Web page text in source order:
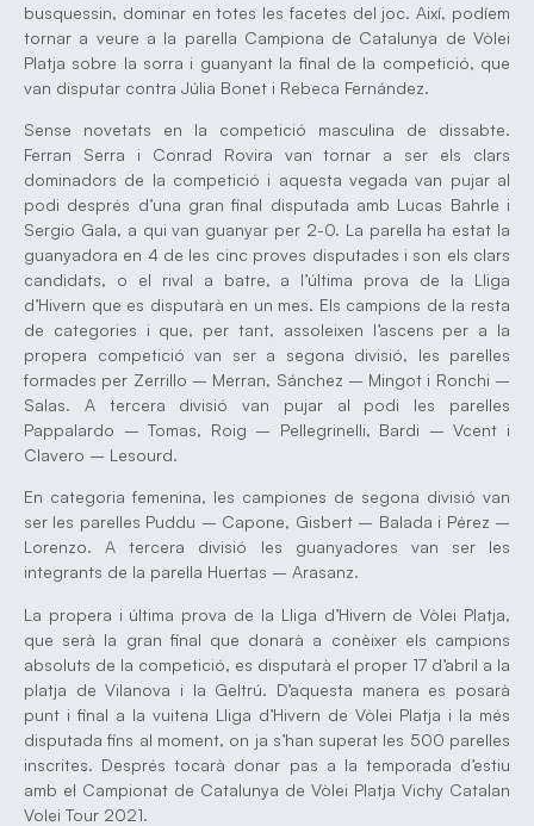
busquessin, dominar en totes les facetes del joc. Així, podíem
tornar a veure a la parella Campiona de Catalunya de Vòlei
Platja sobre la sorra i guanyant la final de la competició, que
van disputar contra Júlia Bonet i Rebeca Fernández.
Sense novetats en la competició masculina de dissabte.
Ferran Serra i Conrad Rovira van tornar a ser els clars
dominadors de la competició i aquesta vegada van pujar al
podi després d’una gran final disputada amb Lucas Bahrle i
Sergio Gala, a qui van guanyar per 2-0. La parella ha estat la
guanyadora en 4 de les cinc proves disputades i son els clars
candidats, o el rival a batre, a l’última prova de la Lliga
d’Hivern que es disputarà en un mes. Els campions de la resta
de categories i que, per tant, assoleixen l’ascens per a la
propera competició van ser a segona divisió, les parelles
formades per Zerrillo – Merran, Sánchez – Mingot i Ronchi –
Salas. A tercera divisió van pujar al podi les parelles
Pappalardo – Tomas, Roig – Pellegrinelli, Bardi – Vcent i
Clavero – Lesourd.
En categoria femenina, les campiones de segona divisió van
ser les parelles Puddu – Capone, Gisbert – Balada i Pérez –
Lorenzo. A tercera divisió les guanyadores van ser les
integrants de la parella Huertas – Arasanz.
La propera i última prova de la Lliga d’Hivern de Vòlei Platja,
que serà la gran final que donarà a conèixer els campions
absoluts de la competició, es disputarà el proper 17 d’abril a la
platja de Vilanova i la Geltrú. D’aquesta manera es posarà
punt i final a la vuitena Lliga d’Hivern de Vòlei Platja i la més
disputada fins al moment, on ja s’han superat les 500 parelles
inscrites. Després tocarà donar pas a la temporada d’estiu
amb el Campionat de Catalunya de Vòlei Platja Vichy Catalan
Volei Tour 2021.